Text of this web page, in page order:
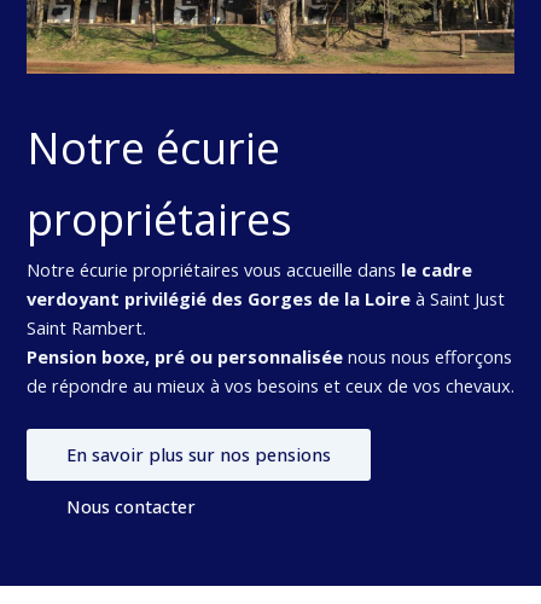
Notre écurie
propriétaires
Notre écurie propriétaires vous accueille dans le cadre
verdoyant privilégié des Gorges de la Loireà Saint Just
Saint Rambert.
Pension boxe, pré ou personnaliséenous nous efforçons
de répondre au mieux à vos besoins et ceux de vos chevaux.
En savoir plus sur nos pensions
Nous contacter